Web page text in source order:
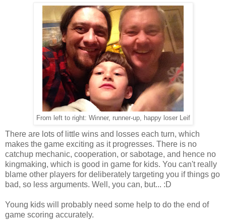
From left to right: Winner, runner-up, happy loser Leif
There are lots of little wins and losses each turn, which
makes the game exciting as it progresses. There is no
catchup mechanic, cooperation, or sabotage, and hence no
kingmaking, which is good in game for kids. You can't really
blame other players for deliberately targeting you if things go
bad, so less arguments. Well, you can, but... :D
Young kids will probably need some help to do the end of
game scoring accurately.